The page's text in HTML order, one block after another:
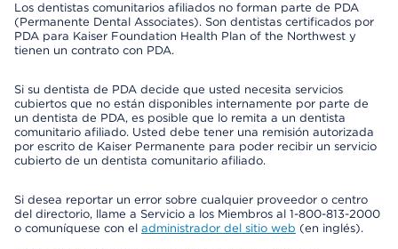
Los dentistas comunitarios afiliados no forman parte de PDA
(Permanente Dental Associates). Son dentistas certificados por
PDA para Kaiser Foundation Health Plan of the Northwest y
tienen un contrato con PDA.
Si su dentista de PDA decide que usted necesita servicios
cubiertos que no están disponibles internamente por parte de
un dentista de PDA, es posible que lo remita a un dentista
comunitario afiliado. Usted debe tener una remisión autorizada
por escrito de Kaiser Permanente para poder recibir un servicio
cubierto de un dentista comunitario afiliado.
Si desea reportar un error sobre cualquier proveedor o centro
del directorio, llame a Servicio a los Miembros al 1-800-813-2000
o comuníquese con el administrador del sitio web (en inglés).